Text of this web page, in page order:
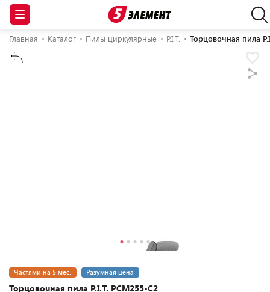
Главная Каталог Пилы циркулярные P.I.T. Торцовочная пила
Торцовочная пила P.I.T. PCM255-C2
Частями на 5 мес. Разумная цена